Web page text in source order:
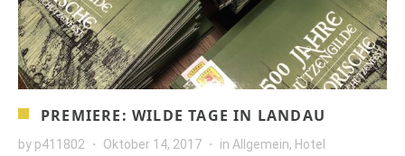
PREMIERE: WILDE TAGE IN LANDAU
by p411802 Oktober 14, 2017 in Allgemein, Hotel